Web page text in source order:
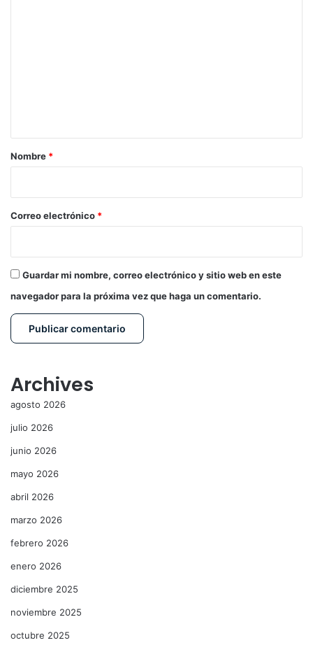
r
*
Nombre *
Correo electrónico *
Guardar mi nombre, correo electrónico y sitio web en este
navegador para la próxima vez que haga un comentario.
Archives
agosto 2026
julio 2026
junio 2026
mayo 2026
abril 2026
marzo 2026
febrero 2026
enero 2026
diciembre 2025
noviembre 2025
octubre 2025